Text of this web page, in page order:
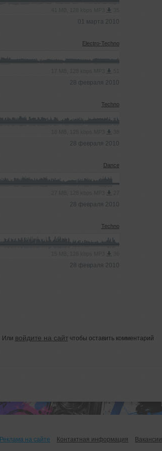
01 марта 2010
Electro-Techno
28 февраля 2010
Techno
28 февраля 2010
Dance
28 февраля 2010
Techno
28 февраля 2010
Или войдите на сайтчтобы оставить комментарий
Реклама на сайте Контактная информация Вакансии